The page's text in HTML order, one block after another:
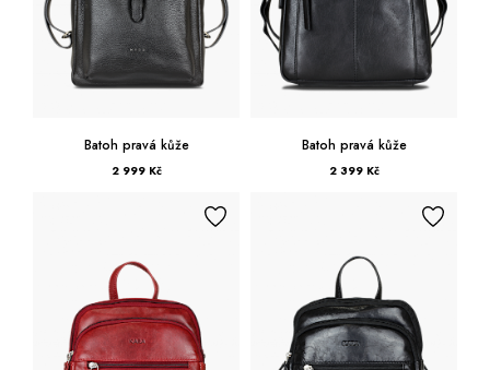
Batoh pravá kůže
2 999 Kč
Batoh pravá kůže
2 399 Kč